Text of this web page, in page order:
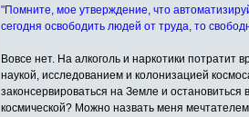
"Помните, мое утверждение, что
сегодня освободить людей от труда, то
Вовсе нет. На алкоголь и наркотики потратит
наукой, исследованием и колонизацией
законсервироваться на Земле и
космической? Можно назвать меня